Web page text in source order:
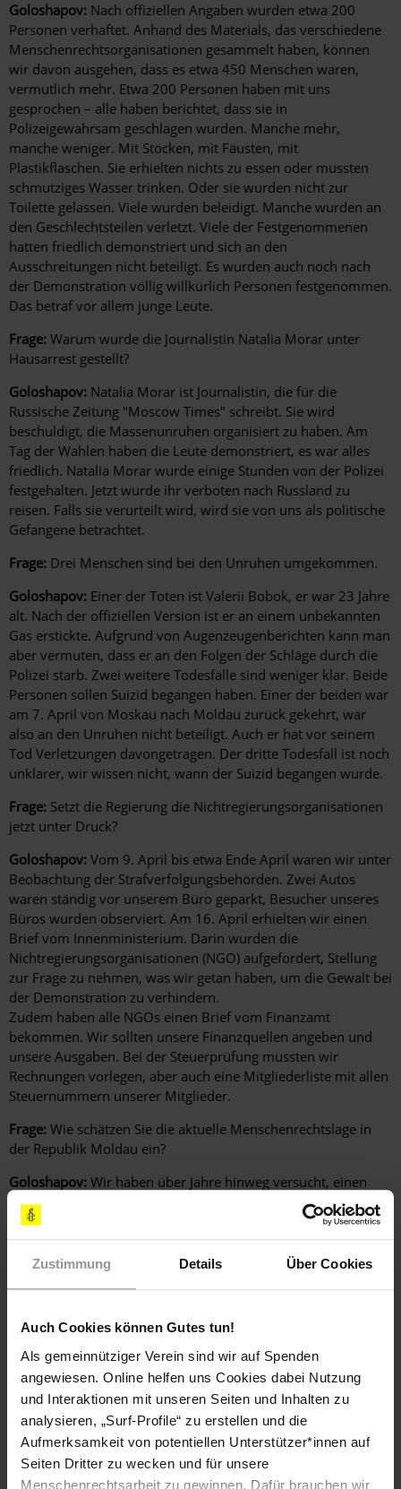
Zustimmung Details Über Cookies
Auch Cookies können Gutes tun!
Als gemeinnütziger Verein sind wir auf Spenden
angewiesen. Online helfen uns Cookies dabei Nutzung
und Interaktionen mit unseren Seiten und Inhalten zu
analysieren, „Surf-Profile“ zu erstellen und die
Aufmerksamkeit von potentiellen Unterstützer*innen auf
Seiten Dritter zu wecken und für unsere
Menschenrechtsarbeit zu gewinnen. Dafür brauchen wir
Goloshapov: Nach offiziellen Angaben wurden etwa 200
Personen verhaftet. Anhand des Materials, das verschiedene
Menschenrechtsorganisationen gesammelt haben, können
wir davon ausgehen, dass es etwa 450 Menschen waren,
vermutlich mehr. Etwa 200 Personen haben mit uns
gesprochen – alle haben berichtet, dass sie in
Polizeigewahrsam geschlagen wurden. Manche mehr,
manche weniger. Mit Stöcken, mit Fäusten, mit
Plastikflaschen. Sie erhielten nichts zu essen oder mussten
schmutziges Wasser trinken. Oder sie wurden nicht zur
Toilette gelassen. Viele wurden beleidigt. Manche wurden an
den Geschlechtsteilen verletzt. Viele der Festgenommenen
hatten friedlich demonstriert und sich an den
Ausschreitungen nicht beteiligt. Es wurden auch noch nach
der Demonstration völlig willkürlich Personen festgenommen.
Das betraf vor allem junge Leute.
Frage: Warum wurde die Journalistin Natalia Morar unter
Hausarrest gestellt?
Goloshapov: Natalia Morar ist Journalistin, die für die
Russische Zeitung "Moscow Times" schreibt. Sie wird
beschuldigt, die Massenunruhen organisiert zu haben. Am
Tag der Wahlen haben die Leute demonstriert, es war alles
friedlich. Natalia Morar wurde einige Stunden von der Polizei
festgehalten. Jetzt wurde ihr verboten nach Russland zu
reisen. Falls sie verurteilt wird, wird sie von uns als politische
Gefangene betrachtet.
Frage: Drei Menschen sind bei den Unruhen umgekommen.
Goloshapov: Einer der Toten ist Valerii Bobok, er war 23 Jahre
alt. Nach der offiziellen Version ist er an einem unbekannten
Gas erstickte. Aufgrund von Augenzeugenberichten kann man
aber vermuten, dass er an den Folgen der Schläge durch die
Polizei starb. Zwei weitere Todesfälle sind weniger klar. Beide
Personen sollen Suizid begangen haben. Einer der beiden war
am 7. April von Moskau nach Moldau zurück gekehrt, war
also an den Unruhen nicht beteiligt. Auch er hat vor seinem
Tod Verletzungen davongetragen. Der dritte Todesfall ist noch
unklarer, wir wissen nicht, wann der Suizid begangen wurde.
Frage: Setzt die Regierung die Nichtregierungsorganisationen
jetzt unter Druck?
Goloshapov: Vom 9. April bis etwa Ende April waren wir unter
Beobachtung der Strafverfolgungsbehörden. Zwei Autos
waren ständig vor unserem Büro geparkt, Besucher unseres
Büros wurden observiert. Am 16. April erhielten wir einen
Brief vom Innenministerium. Darin wurden die
Nichtregierungsorganisationen (NGO) aufgefordert, Stellung
zur Frage zu nehmen, was wir getan haben, um die Gewalt bei
der Demonstration zu verhindern.
Zudem haben alle NGOs einen Brief vom Finanzamt
bekommen. Wir sollten unsere Finanzquellen angeben und
unsere Ausgaben. Bei der Steuerprüfung mussten wir
Rechnungen vorlegen, aber auch eine Mitgliederliste mit allen
Steuernummern unserer Mitglieder.
Frage: Wie schätzen Sie die aktuelle Menschenrechtslage in
der Republik Moldau ein?
Goloshapov: Wir haben über Jahre hinweg versucht, einen
Dialog mit der Regierung zu führen. Wir haben gute Kontakte
zu Innenministerium, Parlament und Außenministerium
aufgebaut. In den vergangenen Wochen haben wir
verstanden, dass es sich dabei nicht um einen
beruhten. Wir haben vieles in Gang gesetzt, wissen aber nicht,
wäre es sehr wichtig, wenn diejenigen, die Folter angewandt
haben, vor Gericht gestellt werden würden. Aber dies ist nicht
zu erwarten.
Interview: Claudia Wagner